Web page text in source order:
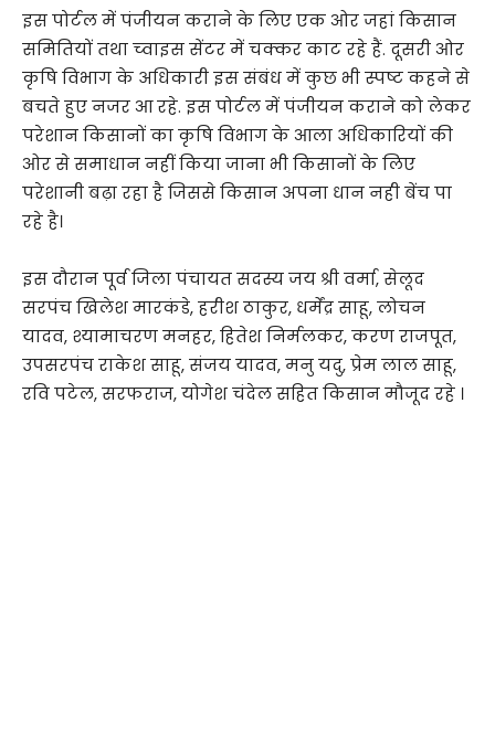
इस पोर्टल में पंजीयन कराने के लिए एक ओर जहां किसान
समितियों तथा च्वाइस सेंटर में चक्कर काट रहे हैं. दूसरी ओर
कृषि विभाग के अधिकारी इस संबंध में कुछ भी स्पष्ट कहने से
बचते हुए नजर आ रहे. इस पोर्टल में पंजीयन कराने को लेकर
परेशान किसानों का कृषि विभाग के आला अधिकारियों की
ओर से समाधान नहीं किया जाना भी किसानों के लिए
परेशानी बढ़ा रहा है जिससे किसान अपना धान नही बेंच पा
रहे है।
इस दौरान पूर्व जिला पंचायत सदस्य जय श्री वर्मा, सेलूद
सरपंच खिलेश मारकंडे, हरीश ठाकुर, धर्मेंद्र साहू, लोचन
यादव, श्यामाचरण मनहर, हितेश निर्मलकर, करण राजपूत,
उपसरपंच राकेश साहू, संजय यादव, मनु यदु, प्रेम लाल साहू,
रवि पटेल, सरफराज, योगेश चंदेल सहित किसान मौजूद रहे ।